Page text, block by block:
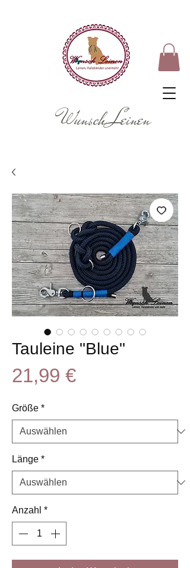
Wunsch Leinen
Tauleine "Blue"
21,99 €Preis
Größe *
Länge *
Anzahl *